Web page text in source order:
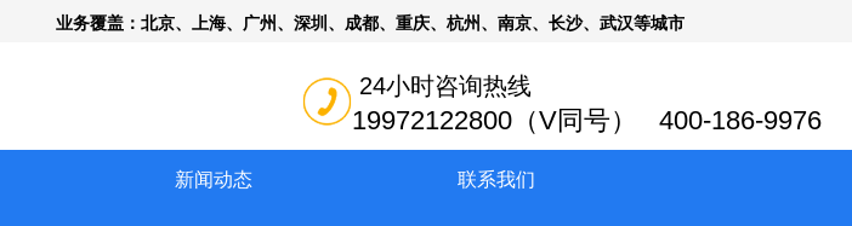
24小时咨询热线
19972122800（V同号） 400-186-9976
业务覆盖：北京、上海、广州、深圳、成都、重庆、杭州、南京、长沙、武汉等城市
新闻动态 联系我们